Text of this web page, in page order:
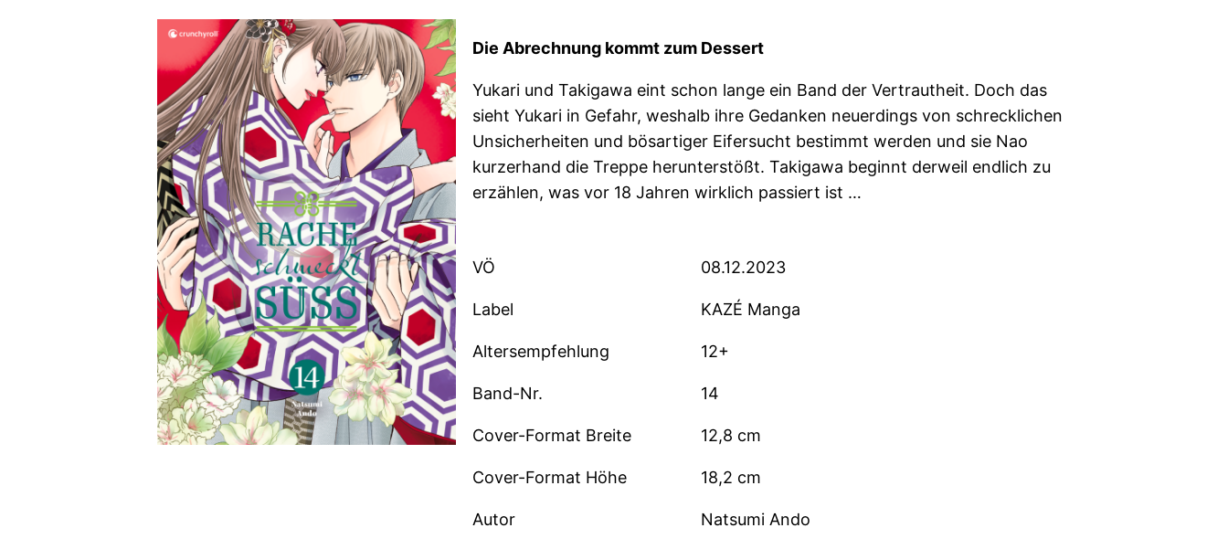
Die Abrechnung kommt zum Dessert
Yukari und Takigawa eint schon lange ein Band der Vertrautheit. Doch das
sieht Yukari in Gefahr, weshalb ihre Gedanken neuerdings von schrecklichen
Unsicherheiten und bösartiger Eifersucht bestimmt werden und sie Nao
kurzerhand die Treppe herunterstößt. Takigawa beginnt derweil endlich zu
erzählen, was vor 18 Jahren wirklich passiert ist …
VÖ 08.12.2023
Label KAZÉ Manga
Altersempfehlung 12+
Band-Nr. 14
Cover-Format Breite 12,8 cm
Cover-Format Höhe 18,2 cm
Autor Natsumi Ando